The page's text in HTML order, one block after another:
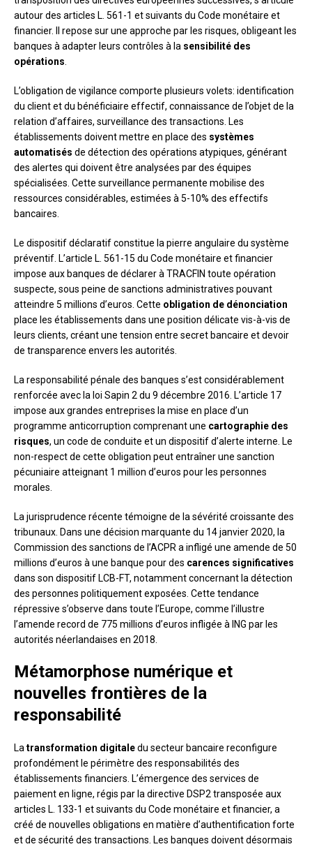
autour des articles L. 561-1 et suivants du Code monétaire et
financier. Il repose sur une approche par les risques, obligeant les
banques à adapter leurs contrôles à la sensibilité des
opérations
L’obligation de vigilance comporte plusieurs volets: identification
du client et du bénéficiaire effectif, connaissance de l’objet de la
relation d’affaires, surveillance des transactions. Les
établissements doivent mettre en place des systèmes
automatisés de détection des opérations atypiques, générant
des alertes qui doivent être analysées par des équipes
spécialisées. Cette surveillance permanente mobilise des
ressources considérables, estimées à 5-10% des effectifs
bancaires.
Le dispositif déclaratif constitue la pierre angulaire du système
préventif. L’article L. 561-15 du Code monétaire et financier
impose aux banques de déclarer à TRACFIN toute opération
suspecte, sous peine de sanctions administratives pouvant
atteindre 5 millions d’euros. Cette obligation de dénonciation
place les établissements dans une position délicate vis-à-vis de
leurs clients, créant une tension entre secret bancaire et devoir
de transparence envers les autorités.
La responsabilité pénale des banques s’est considérablement
renforcée avec la loi Sapin 2 du 9 décembre 2016. L’article 17
impose aux grandes entreprises la mise en place d’un
programme anticorruption comprenant une cartographie des
risques, un code de conduite et un dispositif d’alerte interne. Le
non-respect de cette obligation peut entraîner une sanction
pécuniaire atteignant 1 million d’euros pour les personnes
morales.
La jurisprudence récente témoigne de la sévérité croissante des
tribunaux. Dans une décision marquante du 14 janvier 2020, la
Commission des sanctions de l’ACPR a infligé une amende de 50
millions d’euros à une banque pour des carences significatives
dans son dispositif LCB-FT, notamment concernant la détection
des personnes politiquement exposées. Cette tendance
répressive s’observe dans toute l’Europe, comme l’illustre
l’amende record de 775 millions d’euros infligée à ING par les
autorités néerlandaises en 2018.
Métamorphose numérique et
nouvelles frontières de la
responsabilité
La transformation digitaledu secteur bancaire reconfigure
profondément le périmètre des responsabilités des
établissements financiers. L’émergence des services de
paiement en ligne, régis par la directive DSP2 transposée aux
articles L. 133-1 et suivants du Code monétaire et financier, a
créé de nouvelles obligations en matière d’authentification forte
et de sécurité des transactions. Les banques doivent désormais